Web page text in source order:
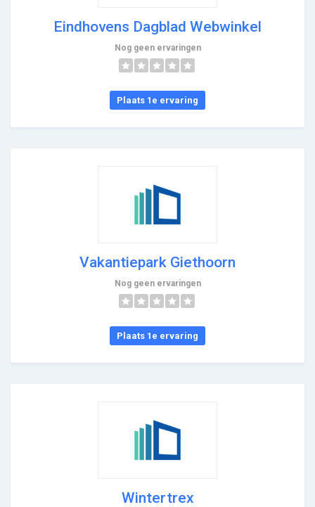
Eindhovens Dagblad Webwinkel
Nog geen ervaringen
Plaats 1e ervaring
Vakantiepark Giethoorn
Nog geen ervaringen
Plaats 1e ervaring
Wintertrex